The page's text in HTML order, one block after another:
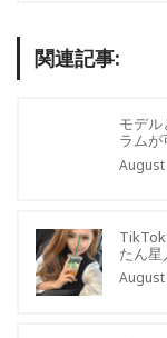
関連記事:
モデ
ラムが
August
たん
August